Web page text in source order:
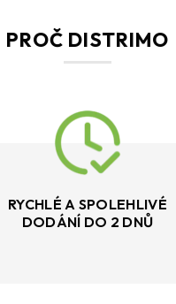
PROČ DISTRIMO
RYCHLÉ A SPOLEHLIVÉ
DODÁNÍ DO 2 DNŮ